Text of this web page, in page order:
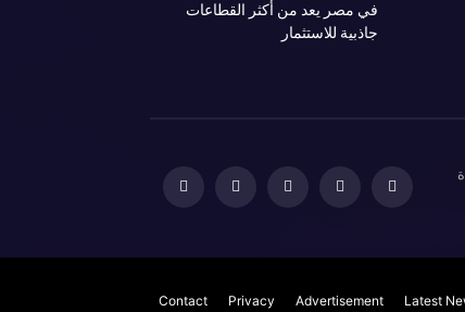
في مصر يعد من أكثر القطاعات
جاذبية للاستثمار
Latest
Advertisement
Privacy
Contact